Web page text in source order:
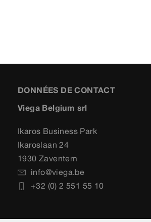
DONNÉES DE CONTACT
Viega Belgium srl
Ikaros Business Park
Ikaroslaan 24
1930 Zaventem
info@viega.be
+32 (0) 2 551 55 10